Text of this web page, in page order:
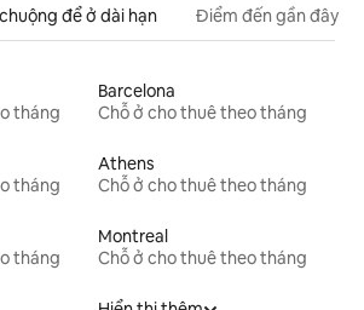
để ở dài hạn Điểm đến gần đây
tháng
Barcelona
Chỗ ở cho thuê theo tháng
tháng
Athens
Chỗ ở cho thuê theo tháng
tháng
Montreal
Chỗ ở cho thuê theo tháng